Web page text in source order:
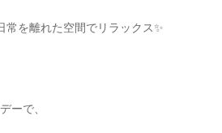
常を離れた空間でリラックス✨
ーで、